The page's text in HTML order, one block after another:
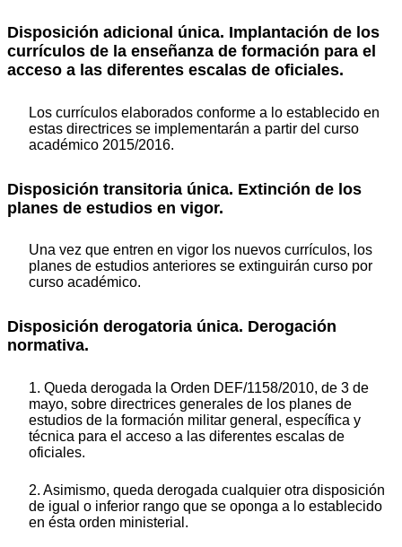
Disposición adicional única. Implantación de los
currículos de la enseñanza de formación para el
acceso a las diferentes escalas de oficiales.
Los currículos elaborados conforme a lo establecido en
estas directrices se implementarán a partir del curso
académico 2015/2016.
Disposición transitoria única. Extinción de los
planes de estudios en vigor.
Una vez que entren en vigor los nuevos currículos, los
planes de estudios anteriores se extinguirán curso por
curso académico.
Disposición derogatoria única. Derogación
normativa.
1. Queda derogada la Orden DEF/1158/2010, de 3 de
mayo, sobre directrices generales de los planes de
estudios de la formación militar general, específica y
técnica para el acceso a las diferentes escalas de
oficiales.
2. Asimismo, queda derogada cualquier otra disposición
de igual o inferior rango que se oponga a lo establecido
en ésta orden ministerial.